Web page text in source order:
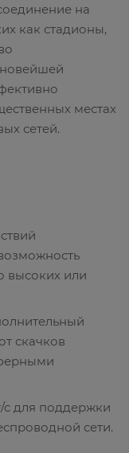
на
как стадионы,
местах
сетей.
высоких или
скачков
с для поддержки
сети.